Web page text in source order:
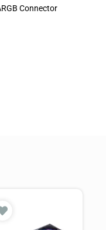
Connector